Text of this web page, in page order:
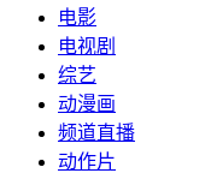
电影
电视剧
综艺
动漫画
频道直播
动作片